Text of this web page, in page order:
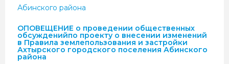
Абинского района
ОПОВЕЩЕНИЕ о проведении общественных
обсужденийпо проекту о внесении изменений
в Правила землепользования и застройки
Ахтырского городского поселения Абинского
района